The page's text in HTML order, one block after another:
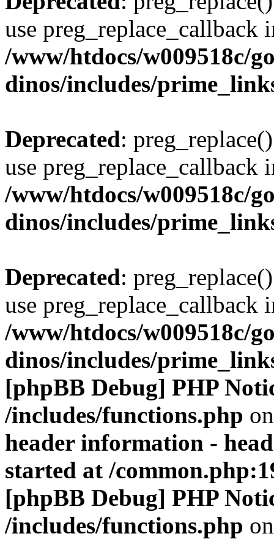
use preg_replace_callback
/www/htdocs/w009518c/
dinos/includes/
Deprecated:
use preg_replace_callback
/www/htdocs/w009518c/
dinos/includes/
Deprecated:
use preg_replace_callback
/www/htdocs/w009518c/
dinos/includes/
[phpBB Debug] PHP
/includes/functions.php
header information -
started at /
[phpBB Debug] PHP
/includes/functions.php